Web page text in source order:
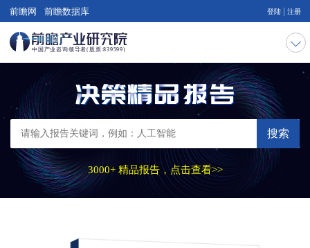
前瞻网 前瞻数据库 登陆 注册
搜索
3000+ 精品报告，点击查看>>